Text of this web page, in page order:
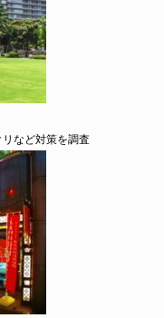
など対策を調査